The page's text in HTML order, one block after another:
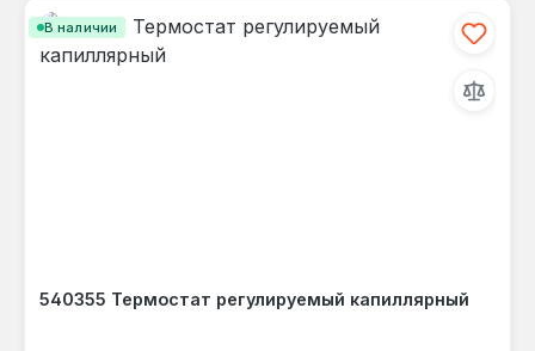
В наличии
540355 Термостат регулируемый капиллярный